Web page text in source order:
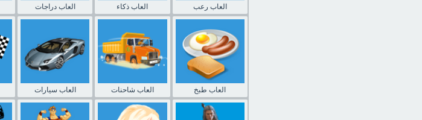
العاب دراجات العاب ذكاء العاب رعب
العاب سيارات العاب شاحنات العاب طبخ